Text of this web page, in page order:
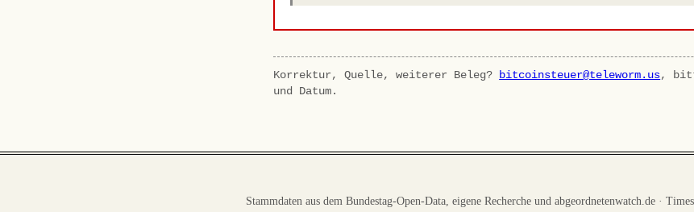
Korrektur, Quelle, weiterer Beleg? bitcoinsteuer@teleworm.us,
und Datum.
Stammdaten aus dem Bundestag-Open-Data, eigene Recherche und abgeordnetenwatch.de ·